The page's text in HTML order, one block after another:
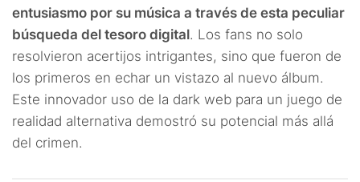
entusiasmo por su música a través de esta peculiar
búsqueda del tesoro digital. Los fans no solo
resolvieron acertijos intrigantes, sino que fueron de
los primeros en echar un vistazo al nuevo álbum.
Este innovador uso de la dark web para un juego de
realidad alternativa demostró su potencial más allá
del crimen.